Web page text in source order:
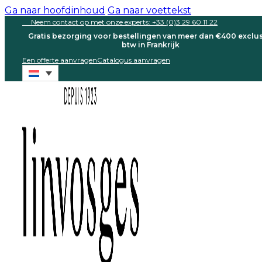
Ga naar hoofdinhoud Ga naar voettekst
Neem contact op met onze experts: +33 (0)3 29 60 11 22
Gratis bezorging voor bestellingen van meer dan €400
btw in Frankrijk
Een offerte aanvragenCatalogus aanvragen